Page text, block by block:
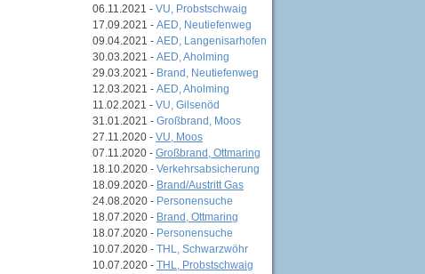
06.11.2021 - VU, Probstschwaig
17.09.2021 - AED, Neutiefenweg
09.04.2021 - AED, Langenisarhofen
30.03.2021 - AED, Aholming
29.03.2021 - Brand, Neutiefenweg
12.03.2021 - AED, Aholming
11.02.2021 - VU, Gilsenöd
31.01.2021 - Großbrand, Moos
27.11.2020 - VU, Moos
07.11.2020 - Großbrand, Ottmaring
18.10.2020 - Verkehrsabsicherung
18.09.2020 - Brand/Austritt Gas
24.08.2020 - Personensuche
18.07.2020 - Brand, Ottmaring
18.07.2020 - Personensuche
10.07.2020 - THL, Schwarzwöhr
10.07.2020 - THL, Probstschwaig